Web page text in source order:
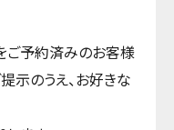
ご予約済みのお客様
示のうえ、お好きな